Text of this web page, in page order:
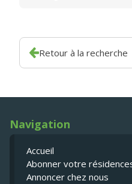
Retour à la recherche
Navigation
Accueil
Abonner votre
Annoncer chez nous